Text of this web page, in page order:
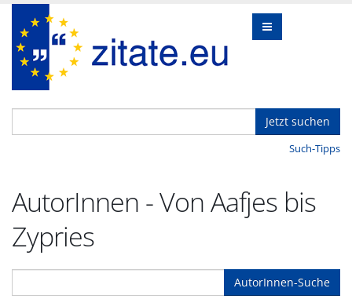
Jetzt suchen
Such-Tipps
AutorInnen - Von Aafjes bis
Zypries
AutorInnen-Suche